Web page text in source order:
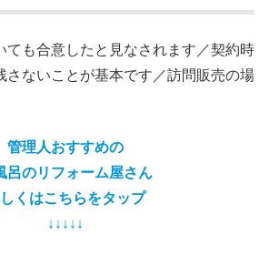
ても合意したと見なされます／契約時
さないことが基本です／訪問販売の場
管理人おすすめの
呂のリフォーム屋さん
くはこちらをタップ
↓↓↓↓↓